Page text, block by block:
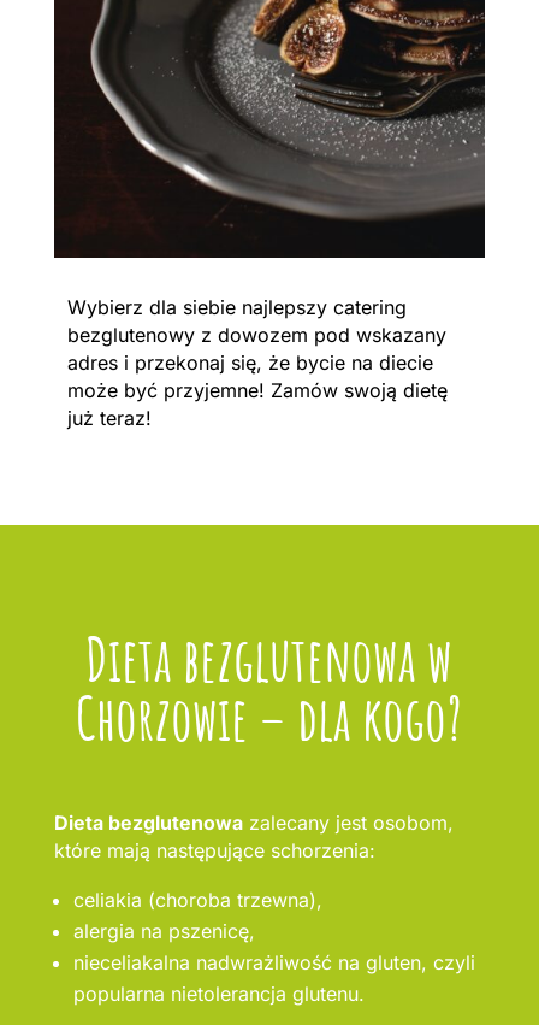
Wybierz dla siebie najlepszy catering
bezglutenowy z dowozem pod wskazany
adres i przekonaj się, że bycie na diecie
może być przyjemne! Zamów swoją dietę
już teraz!
Dieta bezglutenowa w
Chorzowie – dla kogo?
Dieta bezglutenowazalecany jest osobom,
które mają następujące schorzenia:
celiakia (choroba trzewna),
alergia na pszenicę,
nieceliakalna nadwrażliwość na gluten, czyli
popularna nietolerancja glutenu.